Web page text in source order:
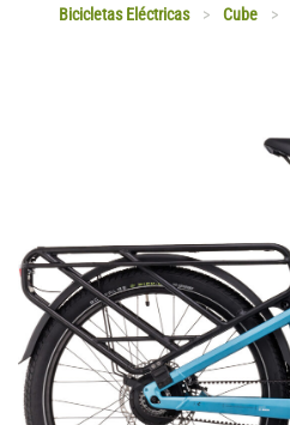
Bicicletas Eléctricas > Cube >